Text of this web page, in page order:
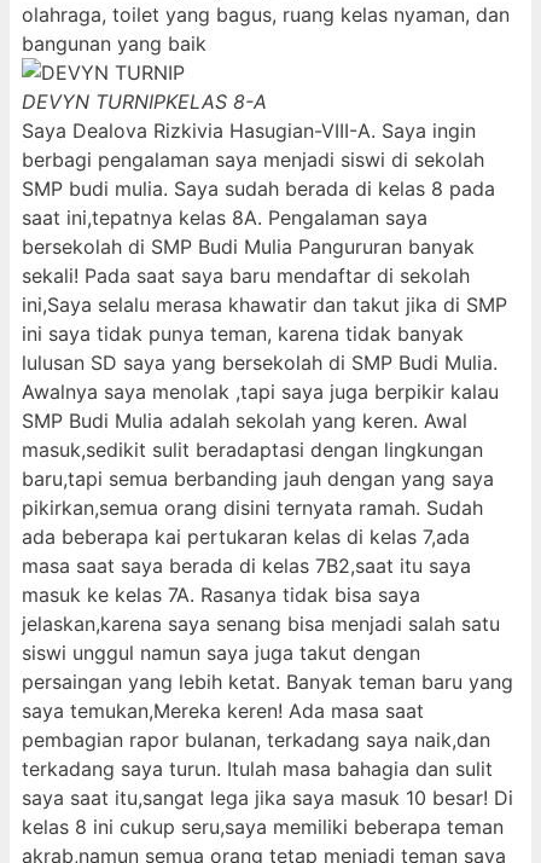
olahraga, toilet yang bagus, ruang kelas nyaman, dan
bangunan yang baik
DEVYN TURNIPKELAS 8-A
Saya Dealova Rizkivia Hasugian-VIII-A. Saya ingin
berbagi pengalaman saya menjadi siswi di sekolah
SMP budi mulia. Saya sudah berada di kelas 8 pada
saat ini,tepatnya kelas 8A. Pengalaman saya
bersekolah di SMP Budi Mulia Pangururan banyak
sekali! Pada saat saya baru mendaftar di sekolah
ini,Saya selalu merasa khawatir dan takut jika di SMP
ini saya tidak punya teman, karena tidak banyak
lulusan SD saya yang bersekolah di SMP Budi Mulia.
Awalnya saya menolak ,tapi saya juga berpikir kalau
SMP Budi Mulia adalah sekolah yang keren. Awal
masuk,sedikit sulit beradaptasi dengan lingkungan
baru,tapi semua berbanding jauh dengan yang saya
pikirkan,semua orang disini ternyata ramah. Sudah
ada beberapa kai pertukaran kelas di kelas 7,ada
masa saat saya berada di kelas 7B2,saat itu saya
masuk ke kelas 7A. Rasanya tidak bisa saya
jelaskan,karena saya senang bisa menjadi salah satu
siswi unggul namun saya juga takut dengan
persaingan yang lebih ketat. Banyak teman baru yang
saya temukan,Mereka keren! Ada masa saat
pembagian rapor bulanan, terkadang saya naik,dan
terkadang saya turun. Itulah masa bahagia dan sulit
saya saat itu,sangat lega jika saya masuk 10 besar! Di
kelas 8 ini cukup seru,saya memiliki beberapa teman
akrab,namun semua orang tetap menjadi teman saya